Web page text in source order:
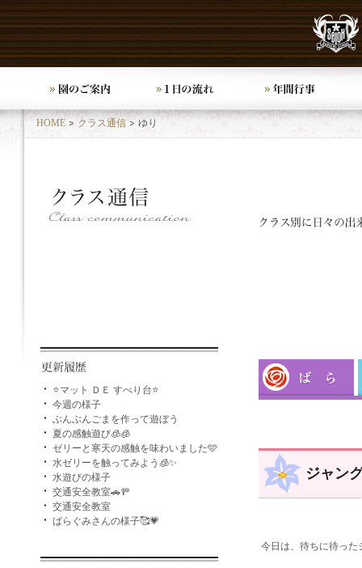
HOME クラス通信 ゆり
⭐マット ＤＥ すべり台⭐
今週の様子
ぶんぶんごまを作って遊ぼう
夏の感触遊び🧊🧊
ゼリーと寒天の感触を味わいました🩵
水ゼリーを触ってみよう🧊✨
水遊びの様子
交通安全教室🚗🚥
交通安全教室
ばらぐみさんの様子🥰💗
ジャン
今日は、待ちに待った